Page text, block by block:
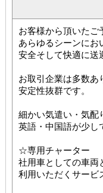
お客様から頂いたご
あらゆるシーンにお
安全そして快適に送
お取引企業は多数あ
安定性抜群です。
細かい気遣い・気配
英語・中国語が少し
☆専用チャーター
社用車としての車両
利用いただくサービ